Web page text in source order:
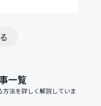
一覧
法を詳しく解説していま